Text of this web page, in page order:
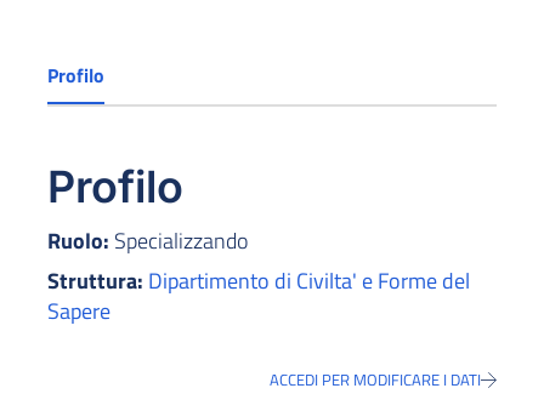
Profilo
Profilo
Ruolo: Specializzando
Struttura: Dipartimento di Civilta' e Forme del
Sapere
ACCEDI PER MODIFICARE I DATI